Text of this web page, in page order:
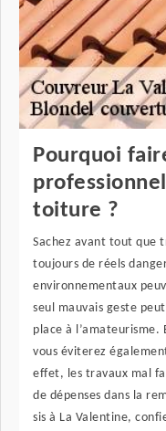
Pourquoi
toiture ?
Sachez avant tout que
toujours de réels
environnementaux
seul mauvais geste
place à
vous éviterez
effet, les travaux mal
de dépenses dans la
sis à La Valentine,